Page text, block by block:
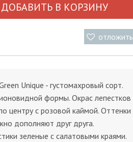
ДОБАВИТЬ В КОРЗИНУ
отложить
Unique - густомахровый сорт.
формы. Окрас лепестков
центру с розовой каймой. Оттенки
дополняют друг друга.
зеленые с салатовыми краями.